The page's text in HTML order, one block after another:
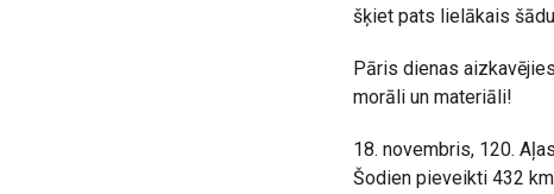
šķiet pats lielākais
Pāris dienas
morāli un materiāli!
18. novembris, 120.
Šodien pieveikti 432